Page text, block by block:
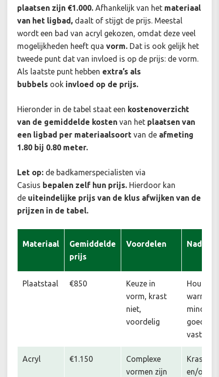
plaatsen zijn €1.000. Afhankelijk van het materiaal
van het ligbad, daalt of stijgt de prijs. Meestal
wordt een bad van acryl gekozen, omdat deze veel
mogelijkheden heeft qua vorm. Dat is ook gelijk het
tweede punt dat van invloed is op de prijs: de vorm.
Als laatste punt hebben extra’s als
bubbels ook invloed op de prijs.
Hieronder in de tabel staat een kostenoverzicht
van de gemiddelde kosten van het plaatsen van
een ligbad per materiaalsoort van de afmeting
1.80 bij 0.80 meter.
Let op: de badkamerspecialisten via
Casius bepalen zelf hun prijs. Hierdoor kan
de uiteindelijke prijs van de klus afwijken van de
prijzen in de tabel.
Materiaal
Gemiddelde
prijs
Voordelen Nadelen
Plaatstaal €850
Keuze in
vorm, krast
niet,
voordelig
Houdt
warmte
minder
goed
vast
Acryl €1.150
Complexe
vormen zijn
Krassen
en/of